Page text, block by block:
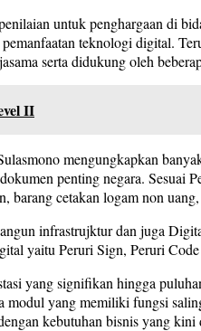
untuk penghargaan di
teknologi digital.
serta didukung oleh
II
mengungkapkan
penting negara.
cetakan logam non
infrastrujktur dan juga
yaitu Peruri Sign, Peruri
yang signifikan hingga
yang memiliki fungsi
kebutuhan bisnis yang